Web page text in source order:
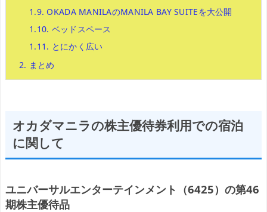
1.9. OKADA MANILAのMANILA BAY SUITEを大公開
1.10. ベッドスペース
1.11. とにかく広い
2. まとめ
オカダマニラの株主優待券利用での宿泊
に関して
ユニバーサルエンターテインメント（6425）の第46
期株主優待品